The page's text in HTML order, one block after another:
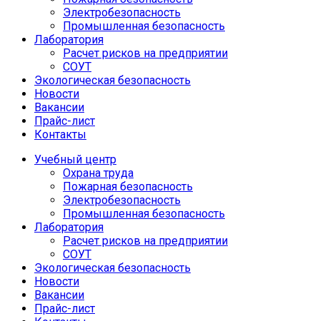
Электробезопасность
Промышленная безопасность
Лаборатория
Расчет рисков на предприятии
СОУТ
Экологическая безопасность
Новости
Вакансии
Прайс-лист
Контакты
Учебный центр
Охрана труда
Пожарная безопасность
Электробезопасность
Промышленная безопасность
Лаборатория
Расчет рисков на предприятии
СОУТ
Экологическая безопасность
Новости
Вакансии
Прайс-лист